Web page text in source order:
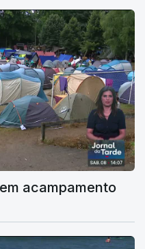
acampamento